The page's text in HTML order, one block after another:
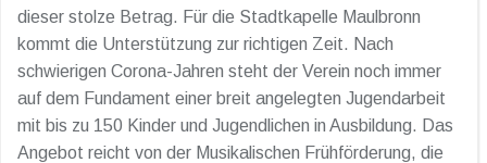
dieser stolze Betrag. Für die Stadtkapelle Maulbronn
kommt die Unterstützung zur richtigen Zeit. Nach
schwierigen Corona-Jahren steht der Verein noch immer
auf dem Fundament einer breit angelegten Jugendarbeit
mit bis zu 150 Kinder und Jugendlichen in Ausbildung. Das
Angebot reicht von der Musikalischen Frühförderung, die